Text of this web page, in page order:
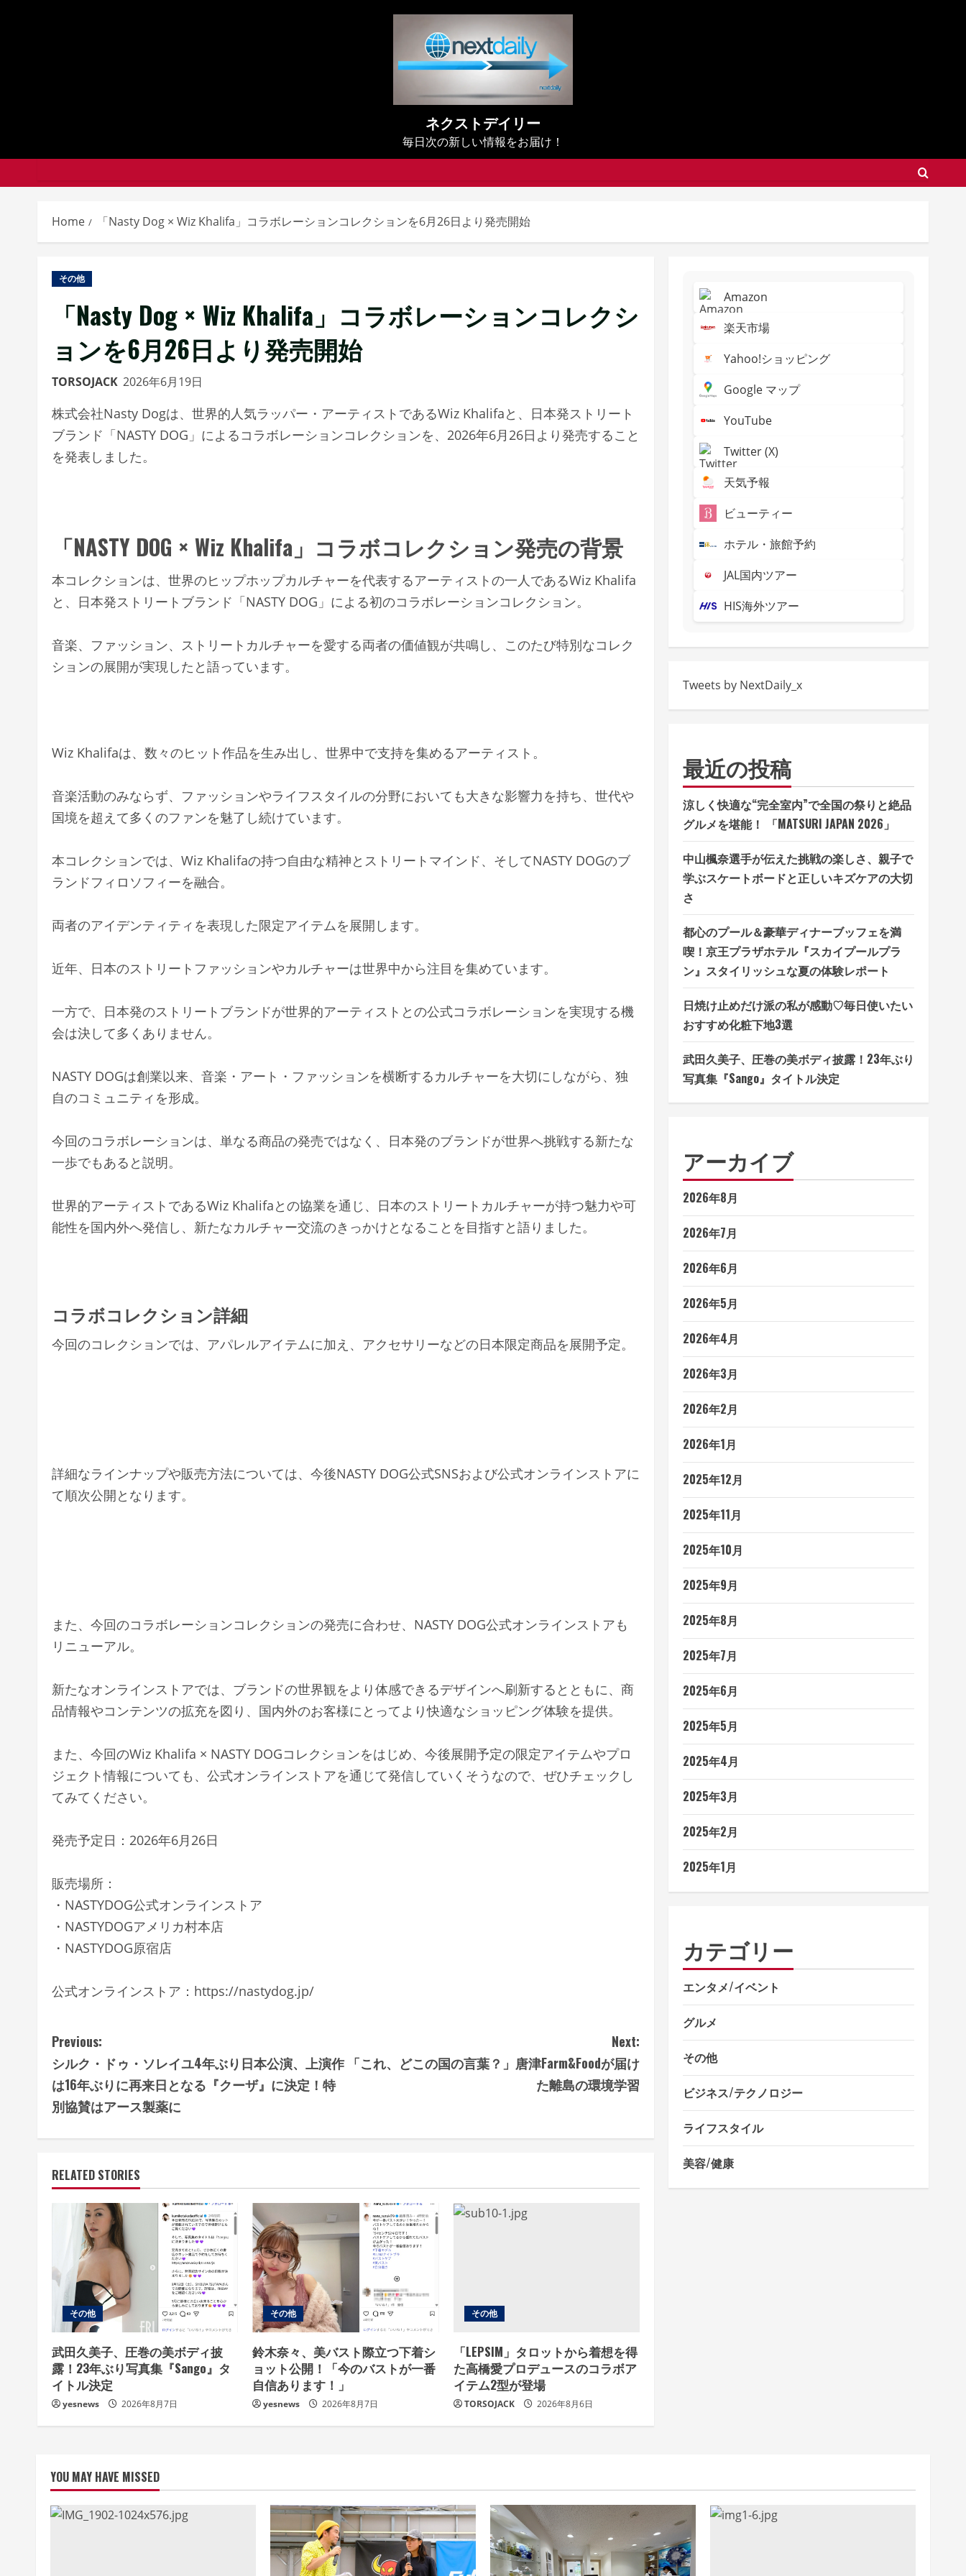
ネクストデイリー
毎日次の新しい情報をお届け！
Home 「Nasty Dog × Wiz Khalifa」コラボレーションコレクションを6月26日より発売開始
その他
「Nasty Dog × Wiz Khalifa」コラボレーションコレクシ
ョンを6月26日より発売開始
TORSOJACK 2026年6月19日
株式会社Nasty Dogは、世界的人気ラッパー・アーティストであるWiz Khalifaと、日本発ストリート
ブランド「NASTY DOG」によるコラボレーションコレクションを、2026年6月26日より発売すること
を発表しました。
「NASTY DOG × Wiz Khalifa」コラボコレクション発売の背景
本コレクションは、世界のヒップホップカルチャーを代表するアーティストの一人であるWiz Khalifa
と、日本発ストリートブランド「NASTY DOG」による初のコラボレーションコレクション。
音楽、ファッション、ストリートカルチャーを愛する両者の価値観が共鳴し、このたび特別なコレク
ションの展開が実現したと語っています。
Wiz Khalifaは、数々のヒット作品を生み出し、世界中で支持を集めるアーティスト。
音楽活動のみならず、ファッションやライフスタイルの分野においても大きな影響力を持ち、世代や
国境を超えて多くのファンを魅了し続けています。
本コレクションでは、Wiz Khalifaの持つ自由な精神とストリートマインド、そしてNASTY DOGのブ
ランドフィロソフィーを融合。
両者のアイデンティティを表現した限定アイテムを展開します。
近年、日本のストリートファッションやカルチャーは世界中から注目を集めています。
一方で、日本発のストリートブランドが世界的アーティストとの公式コラボレーションを実現する機
会は決して多くありません。
NASTY DOGは創業以来、音楽・アート・ファッションを横断するカルチャーを大切にしながら、独
自のコミュニティを形成。
今回のコラボレーションは、単なる商品の発売ではなく、日本発のブランドが世界へ挑戦する新たな
一歩でもあると説明。
世界的アーティストであるWiz Khalifaとの協業を通じ、日本のストリートカルチャーが持つ魅力や可
能性を国内外へ発信し、新たなカルチャー交流のきっかけとなることを目指すと語りました。
コラボコレクション詳細
今回のコレクションでは、アパレルアイテムに加え、アクセサリーなどの日本限定商品を展開予定。
詳細なラインナップや販売方法については、今後NASTY DOG公式SNSおよび公式オンラインストアに
て順次公開となります。
また、今回のコラボレーションコレクションの発売に合わせ、NASTY DOG公式オンラインストアも
リニューアル。
新たなオンラインストアでは、ブランドの世界観をより体感できるデザインへ刷新するとともに、商
品情報やコンテンツの拡充を図り、国内外のお客様にとってより快適なショッピング体験を提供。
また、今回のWiz Khalifa × NASTY DOGコレクションをはじめ、今後展開予定の限定アイテムやプロ
ジェクト情報についても、公式オンラインストアを通じて発信していくそうなので、ぜひチェックし
てみてください。
発売予定日：2026年6月26日
販売場所：
・NASTYDOG公式オンラインストア
・NASTYDOGアメリカ村本店
・NASTYDOG原宿店
公式オンラインストア：https://nastydog.jp/
C
o
n
t
i
n
R
e
a
d
i
n
g
Previous:
シルク・ドゥ・ソレイユ4年ぶり日本公演、上演作
は16年ぶりに再来日となる『クーザ』に決定！特
別協賛はアース製薬に
Next:
「これ、どこの国の言葉？」唐津Farm&Foodが届け
た離島の環境学習
RELATED STORIES
その他
武田久美子、圧巻の美ボディ披
露！23年ぶり写真集『Sango』タ
イトル決定
yesnews 2026年8月7日
その他
鈴木奈々、美バスト際立つ下着シ
ョット公開！「今のバストが一番
自信あります！」
yesnews 2026年8月7日
その他
「LEPSIM」タロットから着想を得
た高橋愛プロデュースのコラボア
イテム2型が登場
TORSOJACK 2026年8月6日
Amazon
楽天市場
Yahoo!ショッピング
Google マップ
YouTube
Twitter (X)
天気予報
ビューティー
ホテル・旅館予約
JAL国内ツアー
HIS海外ツアー
Tweets by NextDaily_x
最近の投稿
涼しく快適な“完全室内”で全国の祭りと絶品
グルメを堪能！ 「MATSURI JAPAN 2026」
中山楓奈選手が伝えた挑戦の楽しさ、親子で
学ぶスケートボードと正しいキズケアの大切
さ
都心のプール＆豪華ディナーブッフェを満
喫！京王プラザホテル『スカイプールプラ
ン』スタイリッシュな夏の体験レポート
日焼け止めだけ派の私が感動♡毎日使いたい
おすすめ化粧下地3選
武田久美子、圧巻の美ボディ披露！23年ぶり
写真集『Sango』タイトル決定
アーカイブ
2026年8月
2026年7月
2026年6月
2026年5月
2026年4月
2026年3月
2026年2月
2026年1月
2025年12月
2025年11月
2025年10月
2025年9月
2025年8月
2025年7月
2025年6月
2025年5月
2025年4月
2025年3月
2025年2月
2025年1月
カテゴリー
エンタメ/イベント
グルメ
その他
ビジネス/テクノロジー
ライフスタイル
美容/健康
YOU MAY HAVE MISSED